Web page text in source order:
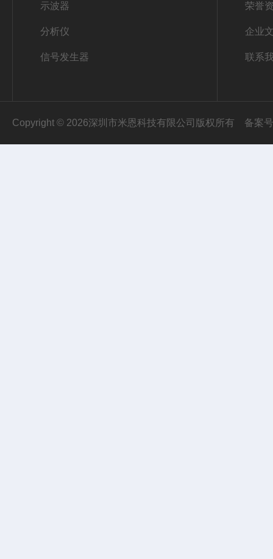
示波器
分析仪
信号发生器
荣誉
企业
联系
Copyright © 2026深圳市米恩科技有限公司版权所有 备案